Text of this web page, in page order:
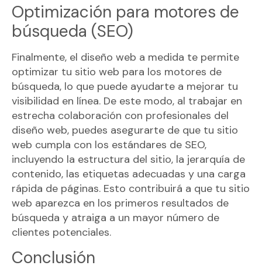
Optimización para motores de
búsqueda (SEO)
Finalmente, el diseño web a medida te permite
optimizar tu sitio web para los motores de
búsqueda, lo que puede ayudarte a mejorar tu
visibilidad en línea. De este modo, al trabajar en
estrecha colaboración con profesionales del
diseño web, puedes asegurarte de que tu sitio
web cumpla con los estándares de SEO,
incluyendo la estructura del sitio, la jerarquía de
contenido, las etiquetas adecuadas y una carga
rápida de páginas. Esto contribuirá a que tu sitio
web aparezca en los primeros resultados de
búsqueda y atraiga a un mayor número de
clientes potenciales.
Conclusión